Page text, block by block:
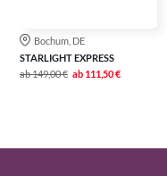
Bochum, DE
STARLIGHT EXPRESS
ab149,00 € ab 111,50 €